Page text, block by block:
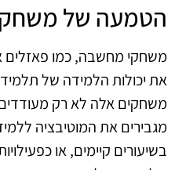
הטמעה של
משחקי מחשבה, כמו פאזלים
את יכולות הלמידה של
משחקים אלה לא רק
מגבירים את המוטיבציה
בשיעורים קיימים, או